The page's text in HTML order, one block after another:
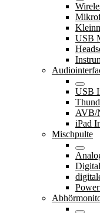
USB
USB
AVB/
iPad
Mischpulte